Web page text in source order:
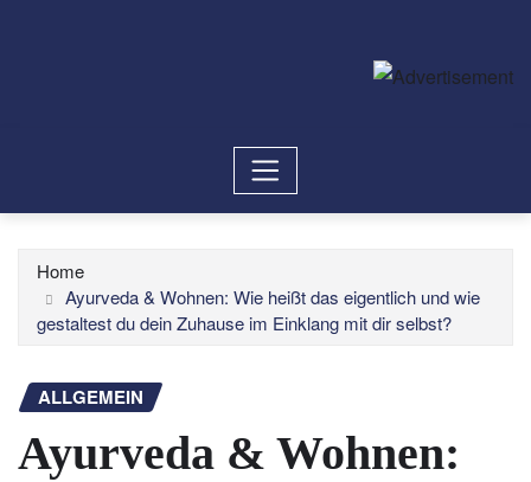
Home
Ayurveda & Wohnen: Wie heißt das eigentlich und wie
gestaltest du dein Zuhause im Einklang mit dir selbst?
ALLGEMEIN
Ayurveda & Wohnen: